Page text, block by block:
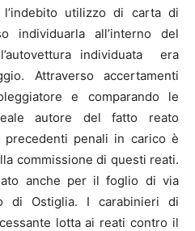
utilizzo di carta di
all’interno del
individuata era
Attraverso accertamenti
e comparando le
autore del fatto reato
penali in carico è
commissione di questi reati.
anche per il foglio di via
di Ostiglia. I carabinieri di
lotta ai reati contro il